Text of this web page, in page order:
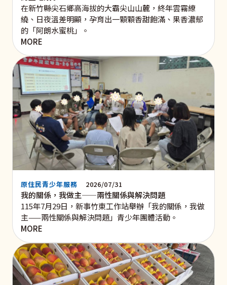
在新竹縣尖石鄉高海拔的大霸尖山山麓，終年雲霧繚
繞、日夜溫差明顯，孕育出一顆顆香甜飽滿、果香濃郁
的「阿朗水蜜桃」。
MORE
原住民青少年服務 2026/07/31
我的關係，我做主——兩性關係與解決問題
115年7月29日，新事竹東工作站舉辦「我的關係，我做
主——兩性關係與解決問題」青少年團體活動。
MORE